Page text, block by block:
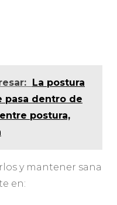
La postura
pasa dentro de
postura,
y mantener sana
en: